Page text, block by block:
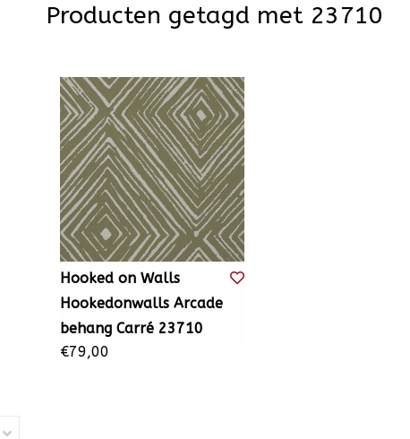
Producten getagd met 23710
Hooked on Walls
Hookedonwalls Arcade
behang Carré 23710
€79,00